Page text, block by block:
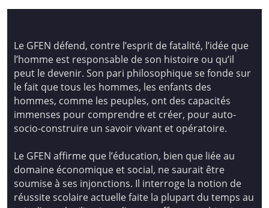
Le GFEN défend, contre l’esprit de fatalité, l’idée que
l’homme est responsable de son histoire ou qu’il
peut le devenir. Son pari philosophique se fonde sur
le fait que tous les hommes, les enfants des
hommes, comme les peuples, ont des capacités
immenses pour comprendre et créer, pour auto-
socio-construire un savoir vivant et opératoire.
Le GFEN affirme que l’éducation, bien que liée au
domaine économique et social, ne saurait être
soumise à ses injonctions. Il interroge la notion de
réussite scolaire actuelle faite la plupart du temps au